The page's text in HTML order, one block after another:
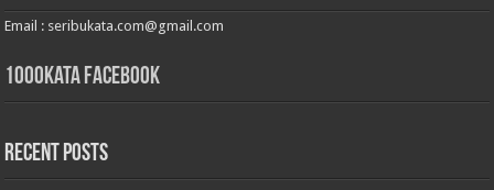
Email : seribukata.com@gmail.com
1000kata Facebook
Recent Posts